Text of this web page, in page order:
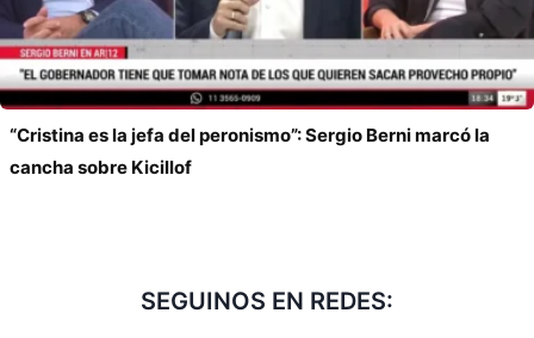
“Cristina es la jefa del peronismo”: Sergio Berni marcó la
cancha sobre Kicillof
SEGUINOS EN REDES: